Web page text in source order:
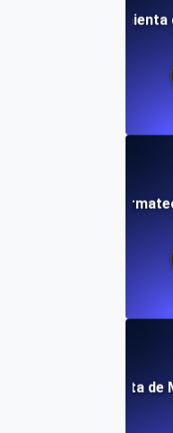
Herramienta de
Herramienta